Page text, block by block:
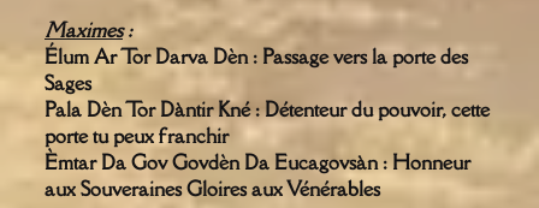
Maximes:
Élum Ar Tor Darva Dèn : Passage vers la porte des
Sages
Pala Dèn Tor Dàntir Kné : Détenteur du pouvoir, cette
porte tu peux franchir
Èmtar Da Gov Govdèn Da Eucagovsàn : Honneur
aux Souveraines Gloires aux Vénérables